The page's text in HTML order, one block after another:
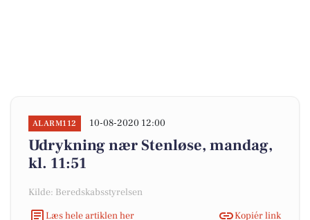
ALARM112 10-08-2020 12:00
Udrykning nær Stenløse, mandag,
kl. 11:51
Kilde: Beredskabsstyrelsen
Læs hele artiklen her
Kopiér link